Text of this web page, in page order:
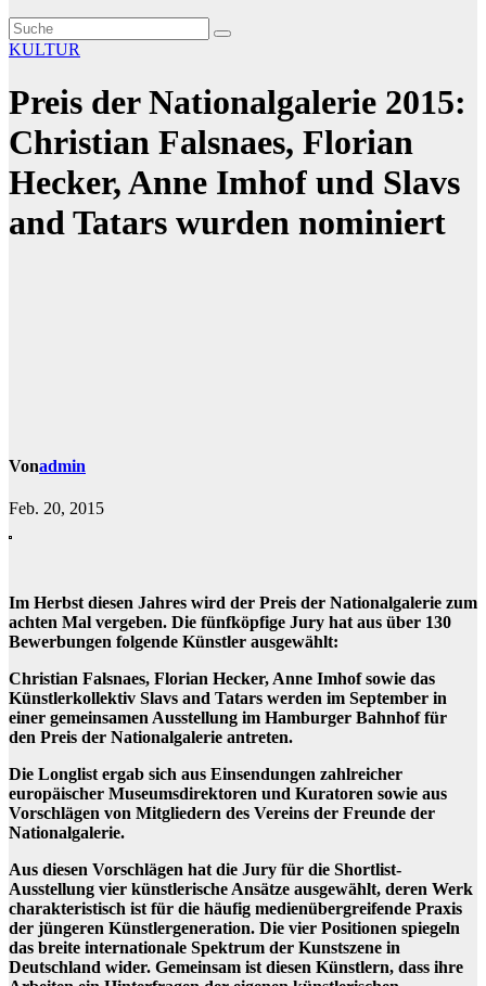
KULTUR
Preis der Nationalgalerie 2015:
Christian Falsnaes, Florian
Hecker, Anne Imhof und Slavs
and Tatars wurden nominiert
Vonadmin
Feb. 20, 2015
Im Herbst diesen Jahres wird der Preis der Nationalgalerie zum
achten Mal vergeben. Die fünfköpfige Jury hat aus über 130
Bewerbungen folgende Künstler ausgewählt:
Christian Falsnaes, Florian Hecker, Anne Imhof sowie das
Künstlerkollektiv Slavs and Tatars werden im September in
einer gemeinsamen Ausstellung im Hamburger Bahnhof für
den Preis der Nationalgalerie antreten.
Die Longlist ergab sich aus Einsendungen zahlreicher
europäischer Museumsdirektoren und Kuratoren sowie aus
Vorschlägen von Mitgliedern des Vereins der Freunde der
Nationalgalerie.
Aus diesen Vorschlägen hat die Jury für die Shortlist-
Ausstellung vier künstlerische Ansätze ausgewählt, deren Werk
charakteristisch ist für die häufig medienübergreifende Praxis
der jüngeren Künstlergeneration. Die vier Positionen spiegeln
das breite internationale Spektrum der Kunstszene in
Deutschland wider. Gemeinsam ist diesen Künstlern, dass ihre